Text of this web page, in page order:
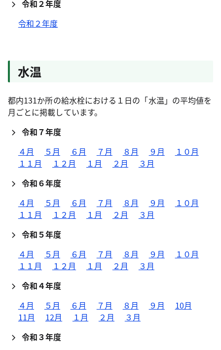
令和２年度
令和２年度
水温
都内131か所の給水栓における１日の「水温」の平均値を
月ごとに掲載しています。
令和７年度
４月
５月 ６月 ７月 ８月 ９月
１０月
１１月
１２月 １月 ２月
３月
令和６年度
４月
５月 ６月 ７月 ８月 ９月
１０月
１１月
１２月 １月 ２月
３月
令和５年度
４月
５月 ６月 ７月 ８月 ９月
１０月
１１月
１２月 １月 ２月
３月
令和４年度
４月
５月 ６月 ７月 ８月 ９月
10月
11月
12月 １月 ２月
３月
令和３年度